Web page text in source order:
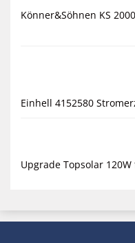
Könner&Söhnen KS
Einhell 4152580
Upgrade Topsolar